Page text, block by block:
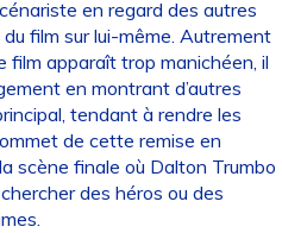
en regard des autres
film sur lui-même. Autrement
film apparaît trop manichéen, il
en montrant d’autres
tendant à rendre les
de cette remise en
scène finale où Dalton Trumbo
des héros ou des